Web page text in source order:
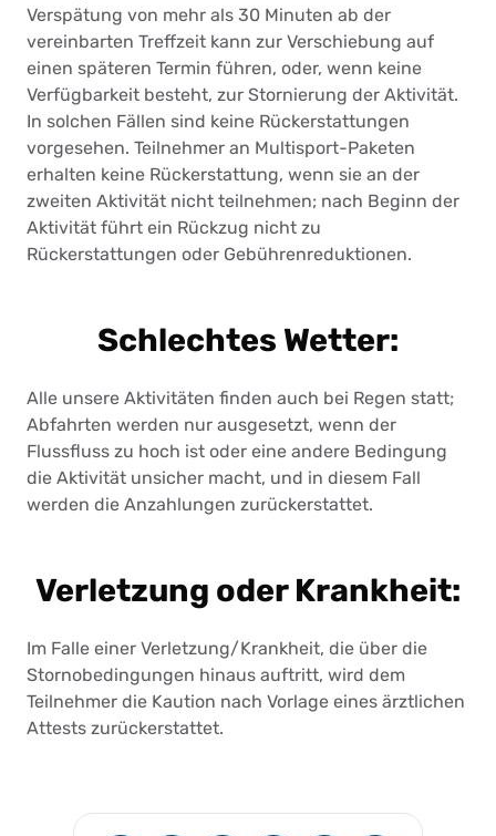
Verspätung von mehr als 30 Minuten ab der
vereinbarten Treffzeit kann zur Verschiebung auf
einen späteren Termin führen, oder, wenn keine
Verfügbarkeit besteht, zur Stornierung der Aktivität.
In solchen Fällen sind keine Rückerstattungen
vorgesehen. Teilnehmer an Multisport-Paketen
erhalten keine Rückerstattung, wenn sie an der
zweiten Aktivität nicht teilnehmen; nach Beginn der
Aktivität führt ein Rückzug nicht zu
Rückerstattungen oder Gebührenreduktionen.
Schlechtes Wetter:
Alle unsere Aktivitäten finden auch bei Regen statt;
Abfahrten werden nur ausgesetzt, wenn der
Flussfluss zu hoch ist oder eine andere Bedingung
die Aktivität unsicher macht, und in diesem Fall
werden die Anzahlungen zurückerstattet.
Verletzung oder Krankheit:
Im Falle einer Verletzung/Krankheit, die über die
Stornobedingungen hinaus auftritt, wird dem
Teilnehmer die Kaution nach Vorlage eines ärztlichen
Attests zurückerstattet.